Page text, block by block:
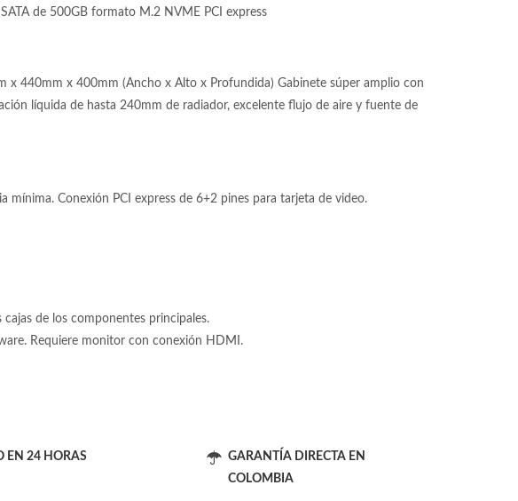
de 500GB formato M.2 NVME PCI express
x 440mm x 400mm (Ancho x Alto x Profundida) Gabinete súper amplio con
líquida de hasta 240mm de radiador, excelente flujo de aire y fuente de
Conexión PCI express de 6+2 pines para tarjeta de video.
de los componentes principales.
Requiere monitor con conexión HDMI.
EN 24 HORAS
GARANTÍA DIRECTA EN
COLOMBIA